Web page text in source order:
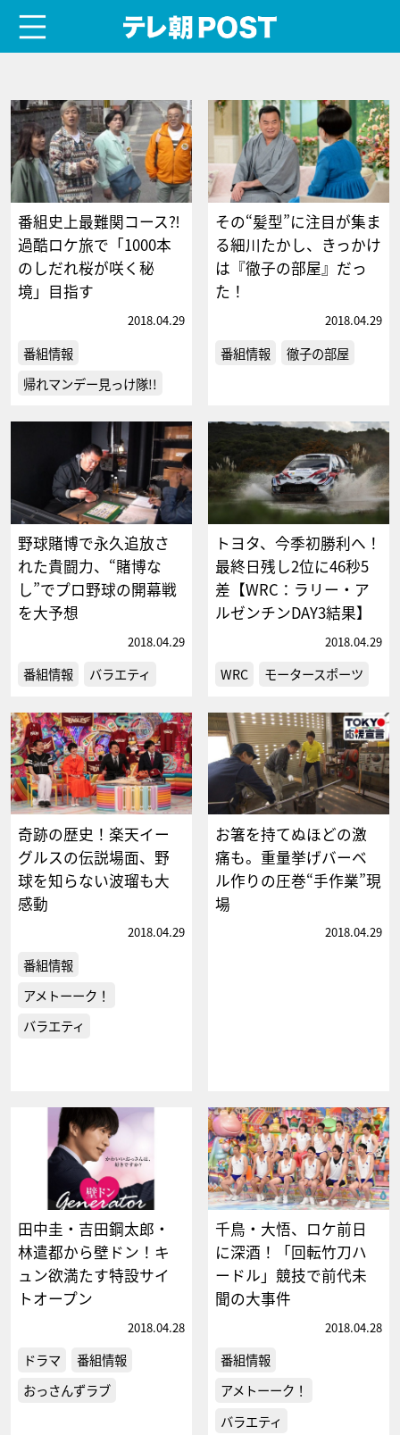
番組史上最難関コース⁈
過酷ロケ旅で「1000本
のしだれ桜が咲く秘
境」目指す
2018.04.29
番組情報
帰れマンデー見っけ隊!!
その“髪型”に注目が集ま
る細川たかし、きっかけ
は『徹子の部屋』だっ
た！
2018.04.29
番組情報 徹子の部屋
野球賭博で永久追放さ
れた貴闘力、“賭博な
し”でプロ野球の開幕戦
を大予想
2018.04.29
番組情報 バラエティ
トヨタ、今季初勝利へ！
最終日残し2位に46秒5
差【WRC：ラリー・ア
ルゼンチンDAY3結果】
2018.04.29
WRC モータースポーツ
奇跡の歴史！楽天イー
グルスの伝説場面、野
球を知らない波瑠も大
感動
2018.04.29
番組情報
アメトーーク！
バラエティ
お箸を持てぬほどの激
痛も。重量挙げバーベ
ル作りの圧巻“手作業”現
場
2018.04.29
田中圭・吉田鋼太郎・
林遣都から壁ドン！キ
ュン欲満たす特設サイ
トオープン
2018.04.28
ドラマ
番組情報
おっさんずラブ
千鳥・大悟、ロケ前日
に深酒！「回転竹刀ハ
ードル」競技で前代未
聞の大事件
2018.04.28
番組情報
アメトーーク！
バラエティ